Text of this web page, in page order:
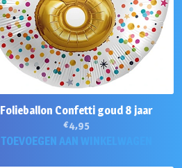
Folieballon Confetti goud 8 jaar
€4,95
TOEVOEGEN AAN WINKELWAGEN